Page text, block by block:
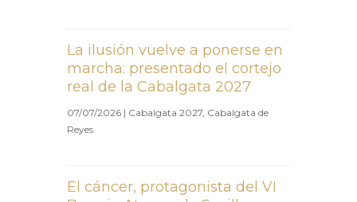
La ilusión vuelve a ponerse en
marcha: presentado el cortejo
real de la Cabalgata 2027
07/07/2026 | Cabalgata 2027, Cabalgata de
Reyes
El cáncer, protagonista del VI